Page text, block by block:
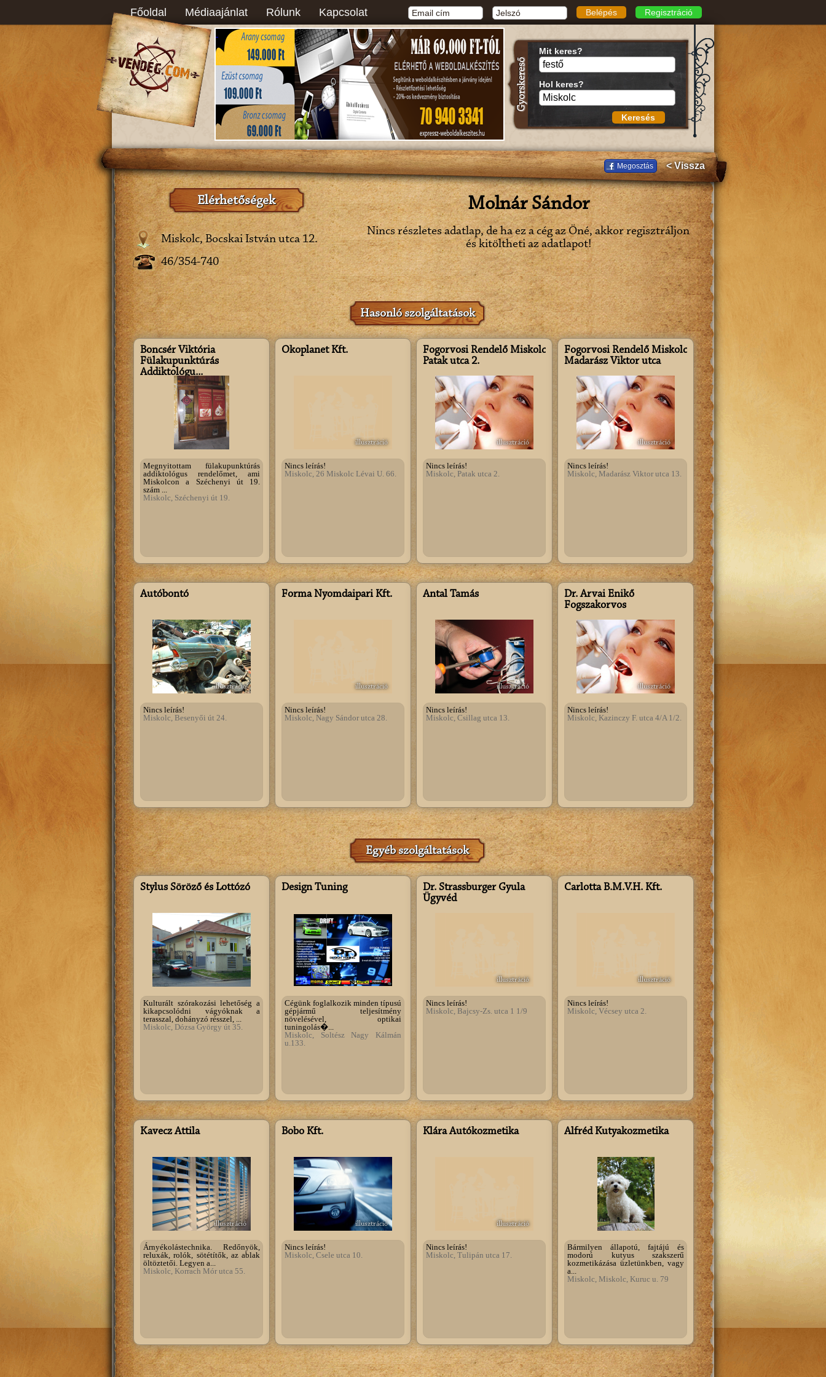
Főoldal Médiaajánlat Rólunk Kapcsolat Regisztráció
Belépés
Mit keres?
Hol keres?
Keresés
< Vissza
Megosztás
Elérhetőségek
Miskolc, Bocskai István utca 12.
46/354-740
Molnár Sándor
Nincs részletes adatlap, de ha ez a cég az Öné, akkor regisztráljon
és kitöltheti az adatlapot!
Szeretnék regisztrálni!
Hasonló szolgáltatások
Boncsér Viktória
Fülakupunktúrás
Addiktológu...
Megnyitottam fülakupunktúrás
addiktológus rendelőmet, ami
Miskolcon a Széchenyi út 19.
szám ...
Miskolc, Széchenyi út 19.
Ökoplanet Kft.
illusztráció
Nincs leírás!
Miskolc, 26 Miskolc Lévai U. 66.
Fogorvosi Rendelő Miskolc
Patak utca 2.
illusztráció
Nincs leírás!
Miskolc, Patak utca 2.
Fogorvosi Rendelő Miskolc
Madarász Viktor utca
illusztráció
Nincs leírás!
Miskolc, Madarász Viktor utca 13.
Autóbontó
illusztráció
Nincs leírás!
Miskolc, Besenyői út 24.
Forma Nyomdaipari Kft.
illusztráció
Nincs leírás!
Miskolc, Nagy Sándor utca 28.
Antal Tamás
illusztráció
Nincs leírás!
Miskolc, Csillag utca 13.
Dr. Árvai Enikő
Fogszakorvos
illusztráció
Nincs leírás!
Miskolc, Kazinczy F. utca 4/A 1/2.
Egyéb szolgáltatások
Stylus Söröző és Lottózó
Kulturált szórakozási lehetőség a
kikapcsolódni vágyóknak a
terasszal, dohányzó résszel, ...
Miskolc, Dózsa György út 35.
Design Tuning
Cégünk foglalkozik minden típusú
gépjármű teljesítmény
növelésével, optikai
tuningolás�...
Miskolc, Soltész Nagy Kálmán
u.133.
Dr. Strassburger Gyula
Ügyvéd
illusztráció
Nincs leírás!
Miskolc, Bajcsy-Zs. utca 1 1/9
Carlotta B.M.V.H. Kft.
illusztráció
Nincs leírás!
Miskolc, Vécsey utca 2.
Kavecz Attila
illusztráció
Árnyékolástechnika. Redőnyök,
reluxák, rolók, sötétítők, az ablak
öltöztetői. Legyen a...
Miskolc, Korrach Mór utca 55.
Bobo Kft.
illusztráció
Nincs leírás!
Miskolc, Csele utca 10.
Klára Autókozmetika
illusztráció
Nincs leírás!
Miskolc, Tulipán utca 17.
Alfréd Kutyakozmetika
Bármilyen állapotú, fajtájú és
modorú kutyus szakszerű
kozmetikázása üzletünkben, vagy
a...
Miskolc, Miskolc, Kuruc u. 79